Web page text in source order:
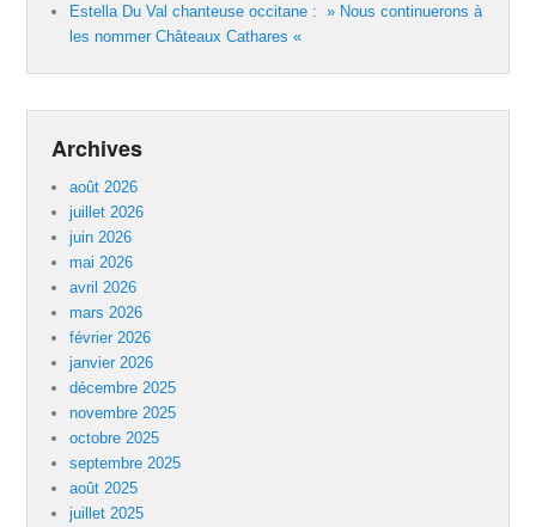
Estella Du Val chanteuse occitane : » Nous continuerons à
les nommer Châteaux Cathares «
Archives
août 2026
juillet 2026
juin 2026
mai 2026
avril 2026
mars 2026
février 2026
janvier 2026
décembre 2025
novembre 2025
octobre 2025
septembre 2025
août 2025
juillet 2025